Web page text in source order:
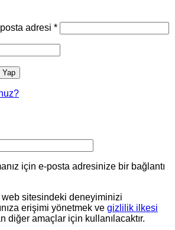
posta adresi *Gerekli
Yap
için e-posta adresinize bir bağlantı
sitesindeki deneyiminizi
erişimi yönetmek ve gizlilik ilkesi
diğer amaçlar için kullanılacaktır.